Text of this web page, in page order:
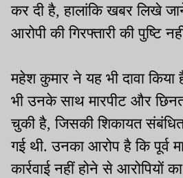
कर दी है, हालांकि खबर लिखे
आरोपी की गिरफ्तारी की पुष्टि
महेश कुमार ने यह भी दावा
भी उनके साथ मारपीट और
चुकी है, जिसकी शिकायत
गई थी. उनका आरोप है कि पूर्व
कार्रवाई नहीं होने से आरोपियों